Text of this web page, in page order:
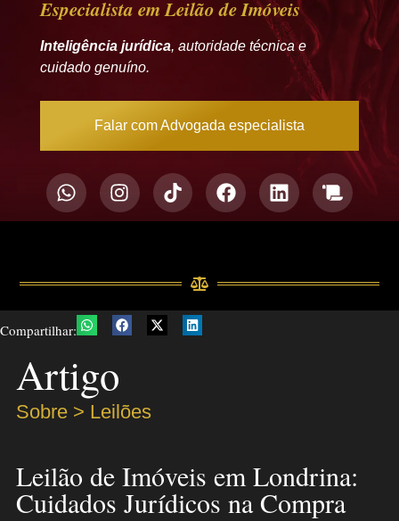
Especialista em Leilão de Imóveis
Inteligência jurídica, autoridade técnica e
cuidado genuíno.
Falar com Advogada especialista
Compartilhar:
Artigo
Sobre > Leilões
Leilão de Imóveis em Londrina:
Cuidados Jurídicos na Compra